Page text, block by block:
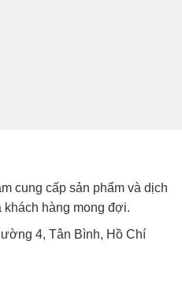
cung cấp sản phẩm và dịch
hàng mong đợi.
4, Tân Bình, Hồ Chí